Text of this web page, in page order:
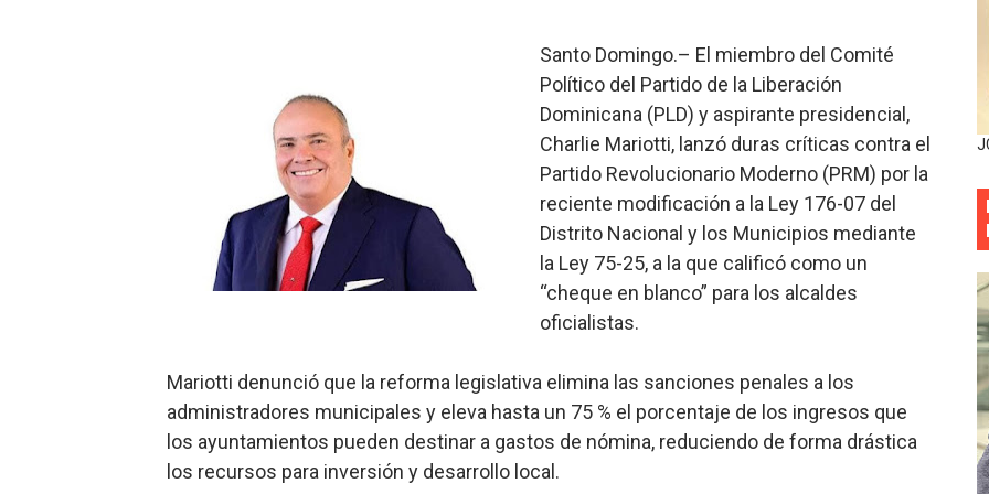
Hipótesis policial sobre atentado a balazos en la avenida Abraham Lincoln y fallecer
CESDN urge fortalecer el sistema eléctrico ante constantes apagones en Santo
Cacerolazos, gomas quemadas y bombas lagrimógenas: Tensión en la Fernández
Roberto Ángel Salcedo anuncia festival cultural para la región Este
Roberto Ángel Salcedo anuncia festival cultural para la región Este
Respuesta oportuna de Propeep permite a familia de La Cuaba recuperar su hogar
Juramentan a Angelina Biviana Riveiro como nueva vicepresidenta ejecutiva de
DIGEIG y Liga Municipal Dominicana impulsan metas de transparencia
Tribunal Superior Administrativo anula permisos urbanísticos del proyecto Everest
JCE flexibiliza renovación de cédula: adiós al orden por mes de nacimiento en
Santo Domingo.– El miembro del Comité
Político del Partido de la Liberación
Dominicana (PLD) y aspirante presidencial,
Charlie Mariotti, lanzó duras críticas contra el
Partido Revolucionario Moderno (PRM) por la
reciente modificación a la Ley 176-07 del
Distrito Nacional y los Municipios mediante
la Ley 75-25, a la que calificó como un
“cheque en blanco” para los alcaldes
oficialistas.
Mariotti denunció que la reforma legislativa elimina las sanciones penales a los
administradores municipales y eleva hasta un 75 % el porcentaje de los ingresos que
los ayuntamientos pueden destinar a gastos de nómina, reduciendo de forma drástica
los recursos para inversión y desarrollo local.